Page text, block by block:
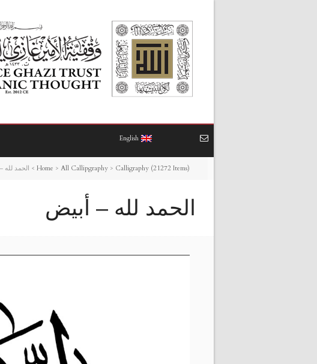
English
Home > All Callipgraphy > Calligraphy (21272 Items)
> الحمد لله
الحمد لله – أبيض